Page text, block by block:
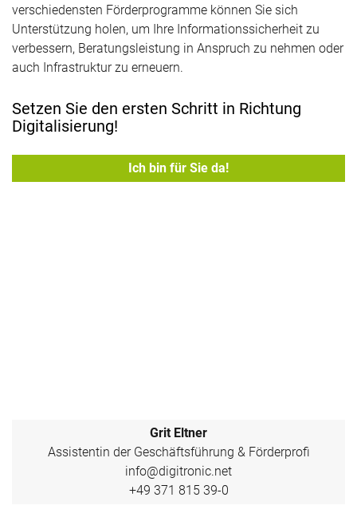
verschiedensten Förderprogramme können Sie sich
Unterstützung holen, um Ihre Informationssicherheit zu
verbessern, Beratungsleistung in Anspruch zu nehmen oder
auch Infrastruktur zu erneuern.
Setzen Sie den ersten Schritt in Richtung
Digitalisierung!
Ich bin für Sie da!
Grit Eltner
Assistentin der Geschäftsführung & Förderprofi
info@digitronic.net
+49 371 815 39-0